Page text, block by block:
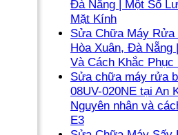
Đà Nẵng | Một Số
Mặt Kính
Sửa Chữa Máy Rửa
Hòa Xuân, Đà Nẵng
Và Cách Khắc
Sửa chữa máy rửa
08UV-020NE tại An
Nguyên nhân và
E3